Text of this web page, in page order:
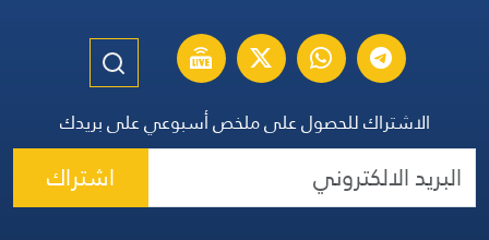
الاشتراك للحصول على ملخص أسبوعي على بريدك
اشتراك